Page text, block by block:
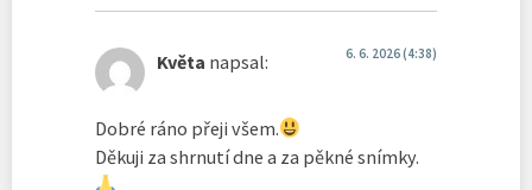
Květa napsal: 6. 6. 2026 (4:38)
Dobré ráno přeji všem.
Děkuji za shrnutí dne a za pěkné snímky.